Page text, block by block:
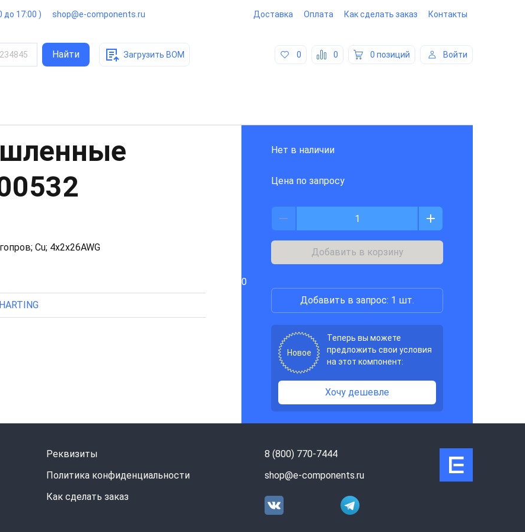
до 17:00 ) shop@e-components.ru Доставка Оплата Как сделать заказ Контакты
234845 Найти Загрузить BOM 0 0 0 позиций Войти
Cu; 4x2x26AWG
HARTING
Нет в наличии
Цена по запросу
Добавить в корзину
0
Добавить в запрос: 1 шт.
Новое
Теперь вы можете
предложить свои условия
на этот компонент:
Хочу дешевле
Реквизиты
Политика конфиденциальности
Как сделать заказ
8 (800) 770-7444
shop@e-components.ru